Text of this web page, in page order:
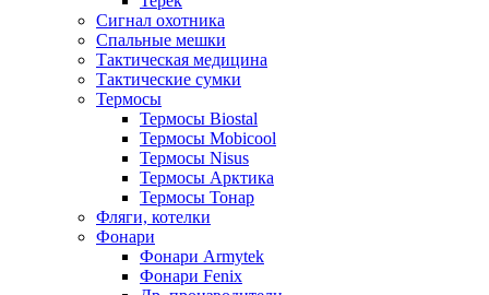
Сигнал охотника
Спальные мешки
Тактическая медицина
Тактические сумки
Термосы
Термосы Biostal
Термосы Mobicool
Термосы Nisus
Термосы Арктика
Термосы Тонар
Фляги, котелки
Фонари
Фонари Armytek
Фонари Fenix